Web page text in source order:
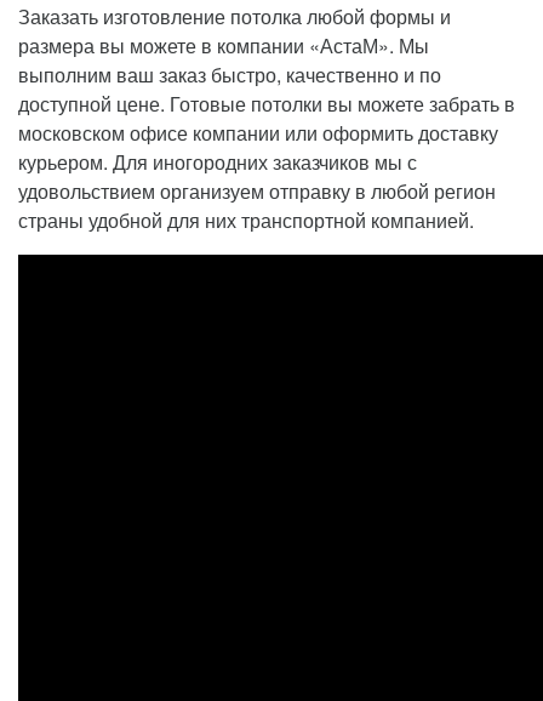
Заказать изготовление потолка любой формы и
размера вы можете в компании «АстаМ». Мы
выполним ваш заказ быстро, качественно и по
доступной цене. Готовые потолки вы можете забрать в
московском офисе компании или оформить доставку
курьером. Для иногородних заказчиков мы с
удовольствием организуем отправку в любой регион
страны удобной для них транспортной компанией.